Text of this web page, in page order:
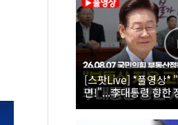
[스팟Live] *풀영상*
면!"...李대통령 향한
| 26.08.07 국민의힘
위원회 전체회의